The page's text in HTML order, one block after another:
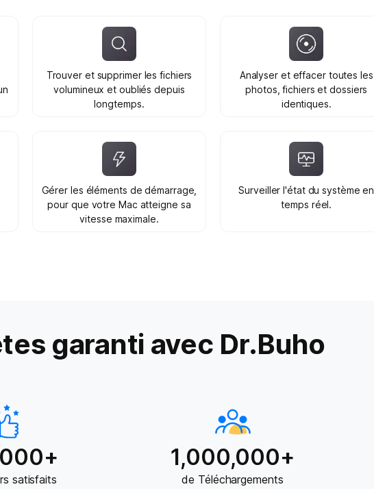
Trouver et supprimer les fichiers
volumineux et oubliés depuis
longtemps.
Analyser et effacer toutes les
photos, fichiers et dossiers
identiques.
Gérer les éléments de démarrage,
pour que votre Mac atteigne sa
vitesse maximale.
Surveiller l'état du système en
temps réel.
garanti avec Dr.Buho
satisfaits
1,000,000+
de Téléchargements